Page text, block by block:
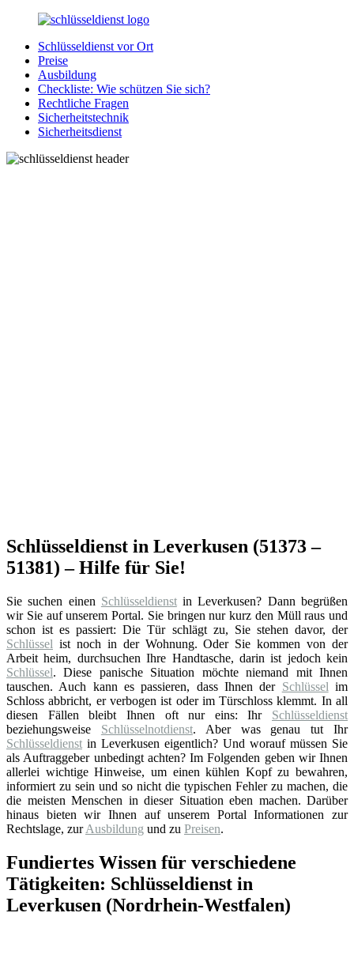
Zurück
Inhalt
SchluesseldienstDirekt.de
Ihre
Notlage
wird
gelöst!
Schlüsseldienst vor Ort
Preise
Ausbildung
Checkliste: Wie schützen Sie sich?
Rechtliche Fragen
Sicherheitstechnik
Sicherheitsdienst
Schlüsseldienst in Leverkusen (51373 –
51381) – Hilfe für Sie!
Sie suchen einen Schlüsseldienstin Leverkusen? Dann begrüßen
wir Sie auf unserem Portal. Sie bringen nur kurz den Müll raus und
schon ist es passiert: Die Tür schlägt zu, Sie stehen davor, der
Schlüssel ist noch in der Wohnung. Oder Sie kommen von der
Arbeit heim, durchsuchen Ihre Handtasche, darin ist jedoch kein
Schlüssel. Diese panische Situation möchte niemand mit Ihnen
tauschen. Auch kann es passieren, dass Ihnen der Schlüssel im
Schloss abbricht, er verbogen ist oder im Türschloss klemmt. In all
diesen Fällen bleibt Ihnen oft nur eins: Ihr Schlüsseldienst
beziehungsweise Schlüsselnotdienst. Aber was genau tut Ihr
Schlüsseldienst in Leverkusen eigentlich? Und worauf müssen Sie
als Auftraggeber unbedingt achten? Im Folgenden geben wir Ihnen
allerlei wichtige Hinweise, um einen kühlen Kopf zu bewahren,
informiert zu sein und so nicht die typischen Fehler zu machen, die
die meisten Menschen in dieser Situation eben machen. Darüber
hinaus bieten wir Ihnen auf unserem Portal Informationen zur
Rechtslage, zurAusbildung und zu Preisen.
Fundiertes Wissen für verschiedene
Tätigkeiten: Schlüsseldienst in
Leverkusen (Nordrhein-Westfalen)